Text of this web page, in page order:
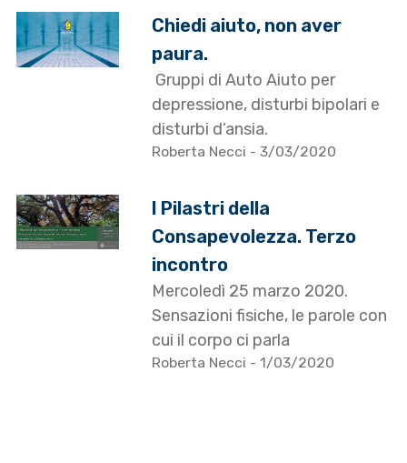
Chiedi aiuto, non aver
paura.
Gruppi di Auto Aiuto per
depressione, disturbi bipolari e
disturbi d’ansia.
Roberta Necci - 3/03/2020
I Pilastri della
Consapevolezza. Terzo
incontro
Mercoledì 25 marzo 2020.
Sensazioni fisiche, le parole con
cui il corpo ci parla
Roberta Necci - 1/03/2020